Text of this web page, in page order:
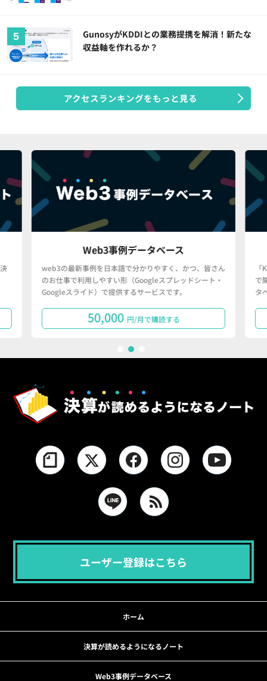
GunosyがKDDIとの業務提携を解消！新たな
収益軸を作れるか？
アクセスランキングをもっと見る
Web3事例データベース
web3の最新事例を日本語で分かりやすく、かつ、皆さん
のお仕事で利用しやすい形（Googleスプレッドシート・
Googleスライド）で提供するサービスです。
50,000 円/月で購読する
で
タ
ユーザー登録はこちら
ホーム
決算が読めるようになるノート
Web3事例データベース